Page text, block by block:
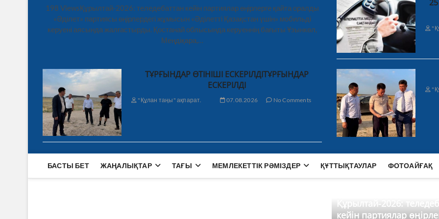
198 ViewsҚұрылтай-2026: теледебаттан кейін партиялар өңірлерге қайта оралды
«Әділет» партиясы өңірлердегі жұмысын «Әділетті Қазақстан үшін» мобильді
керуені аясында жалғастырды. Қостанай облысында керуеннің бағыты Ұзынкөл,
Меңдіқара,…
ТҰРҒЫНДАР ӨТІНІШІ ЕСКЕРІЛДІТҰРҒЫНДАР
ЕСКЕРІЛДІ
"Құлан таңы" ақпарат. 07.08.2026 No Comments
БАСТЫ БЕТ ЖАҢАЛЫҚТАР ТАҒЫ МЕМЛЕКЕТТІК РӘМІЗДЕР ҚҰТТЫҚТАУЛАР ФОТОАЙҒАҚ
Құрылтай-2026:
кейін партиялар